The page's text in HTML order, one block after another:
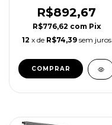
R$892,67
R$776,62 com Pix
12 x de R$74,39 sem juros